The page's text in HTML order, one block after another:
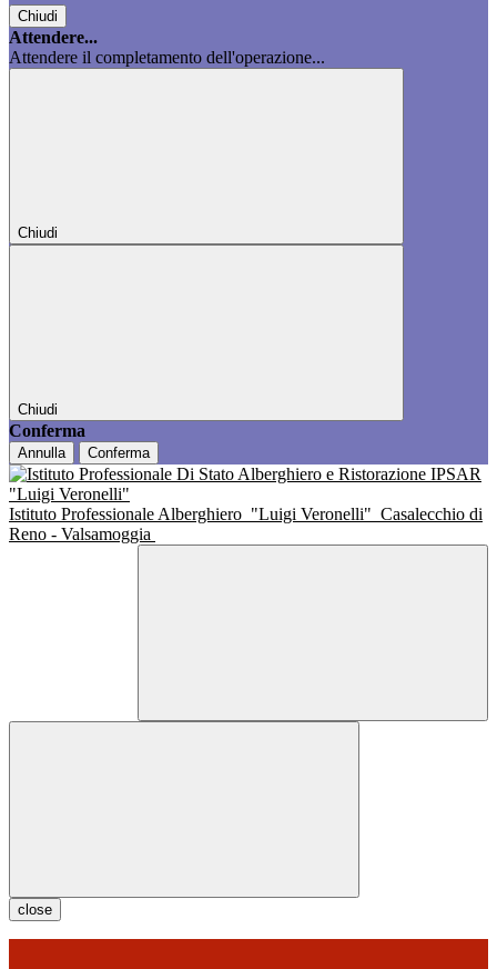
Chiudi
Attendere...
Attendere il completamento dell'operazione...
Chiudi
Chiudi
Conferma
Annulla Conferma
Istituto Professionale Alberghiero "Luigi Veronelli" Casalecchio di
Reno - Valsamoggia
close